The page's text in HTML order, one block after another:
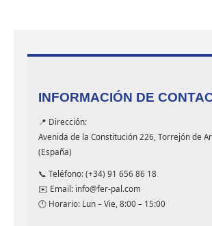
INFORMACIÓN DE
📍 Dirección:
Avenida de la Constitución 226, Torrejón de
(España)
📞 Teléfono: (+34) 91 656 86 18
✉️ Email: info@fer-pal.com
🕐 Horario: Lun – Vie, 8:00 – 15:00